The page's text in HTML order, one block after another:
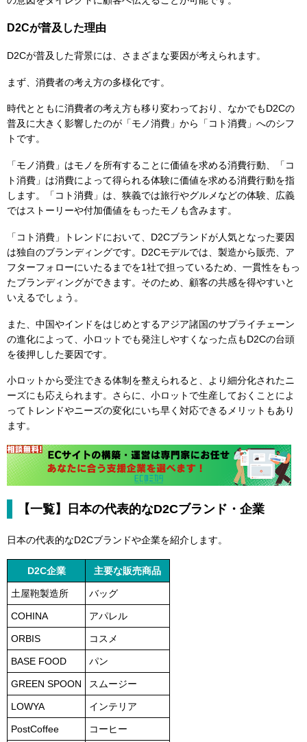
D2Cが普及した理由
D2Cが普及した背景には、さまざまな要因が考えられます。
まず、消費者の考え方の多様化です。
時代とともに消費者の考え方も移り変わっており、なかでもD2Cの
普及に大きく影響したのが「モノ消費」から「コト消費」へのシフ
トです。
「モノ消費」はモノを所有することに価値を求める消費行動、「コ
ト消費」は消費によって得られる体験に価値を求める消費行動を指
します。「コト消費」は、狭義では旅行やグルメなどの体験、広義
ではストーリーや付加価値をもったモノも含みます。
「コト消費」トレンドにおいて、D2Cブランドが人気となった要因
は独自のブランディングです。D2Cモデルでは、製造から販売、ア
フターフォローにいたるまでを1社で担っているため、一貫性をもっ
たブランディングができます。そのため、顧客の共感を得やすいと
いえるでしょう。
また、中国やインドをはじめとするアジア諸国のサプライチェーン
の進化によって、小ロットでも発注しやすくなった点もD2Cの台頭
を後押しした要因です。
小ロットから受注できる体制を整えられると、より細分化されたニ
ーズにも応えられます。さらに、小ロットで生産しておくことによ
ってトレンドやニーズの変化にいち早く対応できるメリットもあり
ます。
【一覧】日本の代表的なD2Cブランド・企業
日本の代表的なD2Cブランドや企業を紹介します。
D2C企業 主要な販売商品
土屋鞄製造所 バッグ
COHINA アパレル
ORBIS コスメ
BASE FOOD パン
GREEN SPOON スムージー
LOWYA インテリア
PostCoffee コーヒー